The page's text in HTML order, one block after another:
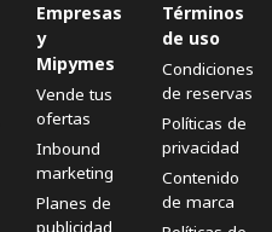
Empresas
y
Mipymes
Vende tus
ofertas
Inbound
marketing
Planes de
publicidad
Términos
de uso
Condiciones
de reservas
Políticas de
privacidad
Contenido
de marca